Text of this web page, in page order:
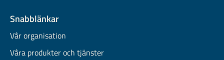
Snabblänkar
Vår organisation
Våra produkter och tjänster